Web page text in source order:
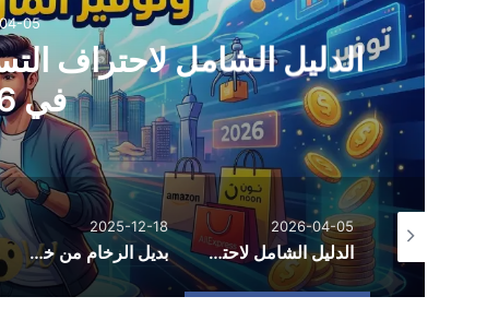
بديل الرخام من خط
الدليل الشامل لاحتراف التسوق الإلكتروني وتوفير المال في 2026
2025-12-18
بديل الرخام من خط الفخامة: الاستخدامات والمزايا والعيوب
2025-12-17
عمليات نقل عفش احترافية لتسهيل يوم التنقل